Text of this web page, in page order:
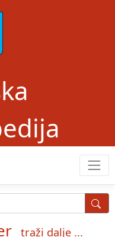
traži dalje ...